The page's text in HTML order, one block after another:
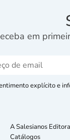
em
explícito e
A Salesianos Editora
Catálogos